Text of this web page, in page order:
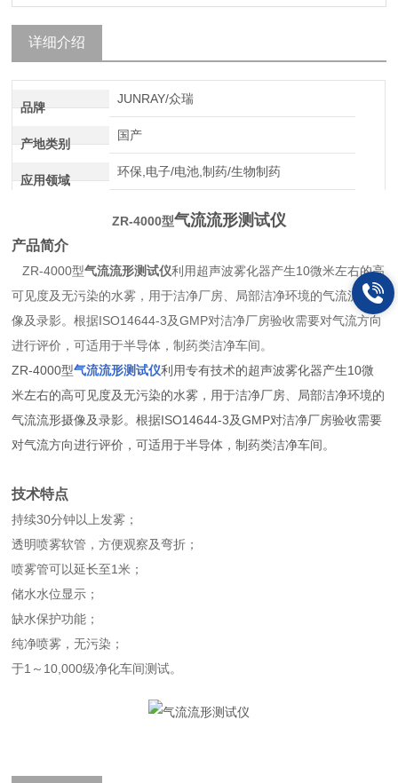
详细介绍
品牌
JUNRAY/众瑞
产地类别
国产
应用领域
环保,电子/电池,制药/生物制药
ZR-4000型气流流形测试仪
产品简介
ZR-4000型气流流形测试仪利用超声波雾化器产生10微米左右的高
可见度及无污染的水雾，用于洁净厂房、局部洁净环境的气流流形摄
像及录影。根据ISO14644-3及GMP对洁净厂房验收需要对气流方向
进行评价，可适用于半导体，制药类洁净车间。
ZR-4000型气流流形测试仪利用专有技术的超声波雾化器产生10微
米左右的高可见度及无污染的水雾，用于洁净厂房、局部洁净环境的
气流流形摄像及录影。根据ISO14644-3及GMP对洁净厂房验收需要
对气流方向进行评价，可适用于半导体，制药类洁净车间。
技术特点
持续30分钟以上发雾；
透明喷雾软管，方便观察及弯折；
喷雾管可以延长至1米；
储水水位显示；
缺水保护功能；
纯净喷雾，无污染；
于1～10,000级净化车间测试。